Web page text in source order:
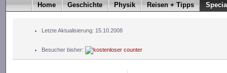
Home Geschichte Physik Reisen + Tipps
Letzte Aktualisierung: 15.10.2008
Besucher bisher: